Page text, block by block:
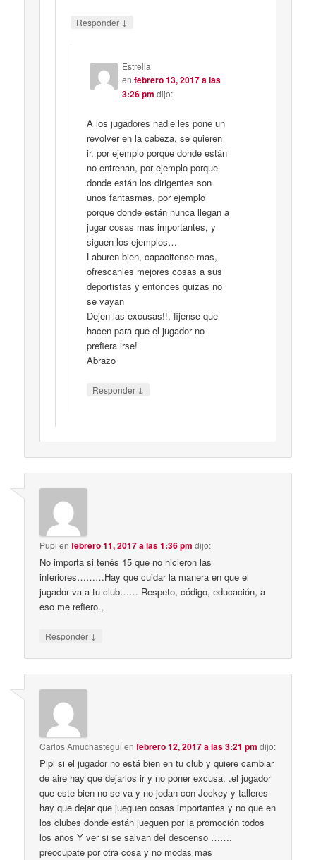
Responder ↓
Estrella
en febrero 13, 2017 a las
3:26 pm dijo:
A los jugadores nadie les pone un
revolver en la cabeza, se quieren
ir, por ejemplo porque donde están
no entrenan, por ejemplo porque
donde están los dirigentes son
unos fantasmas, por ejemplo
porque donde están nunca llegan a
jugar cosas mas importantes, y
siguen los ejemplos…
Laburen bien, capacitense mas,
ofrescanles mejores cosas a sus
deportistas y entonces quizas no
se vayan
Dejen las excusas!!, fijense que
hacen para que el jugador no
prefiera irse!
Abrazo
Responder ↓
Pupi enfebrero 11, 2017 a las 1:36 pm dijo:
No importa si tenés 15 que no hicieron las
inferiores………Hay que cuidar la manera en que el
jugador va a tu club…… Respeto, código, educación, a
eso me refiero.,
Responder ↓
Carlos Amuchastegui enfebrero 12, 2017 a las 3:21 pm dijo:
Pipi si el jugador no está bien en tu club y quiere cambiar
de aire hay que dejarlos ir y no poner excusa. .el jugador
que este bien no se va y no jodan con Jockey y talleres
hay que dejar que jueguen cosas importantes y no que en
los clubes donde están jueguen por la promoción todos
los años Y ver si se salvan del descenso …….
preocupate por otra cosa y no modas mas